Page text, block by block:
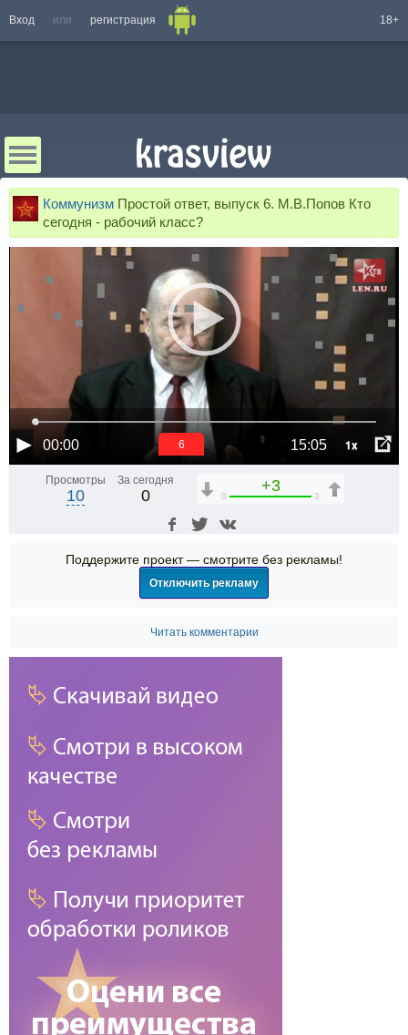
Вход или регистрация 18+
Коммунизм Простой ответ, выпуск 6. М.В.Попов Кто
сегодня - рабочий класс?
00:00 15:05 1x
6
Просмотры
10
За сегодня
0
+3
0 3
Поддержите проект — смотрите без рекламы!
Отключить рекламу
Читать комментарии